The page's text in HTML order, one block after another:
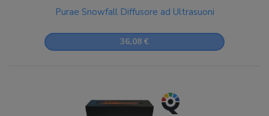
Purae Snowfall Diffusore ad Ultrasuoni
36,08 €